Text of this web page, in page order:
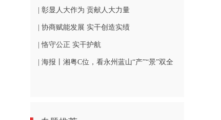
| 彰显人大作为 贡献人大力量
| 协商赋能发展 实干创造实绩
| 恪守公正 实干护航
| 海报丨湘粤C位，看永州蓝山“产”“景”双全